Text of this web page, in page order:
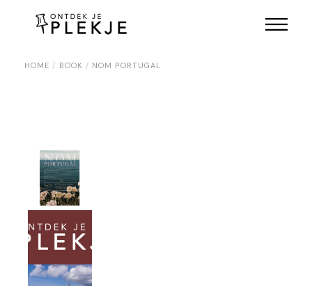
HOME BOOK NOM PORTUGAL